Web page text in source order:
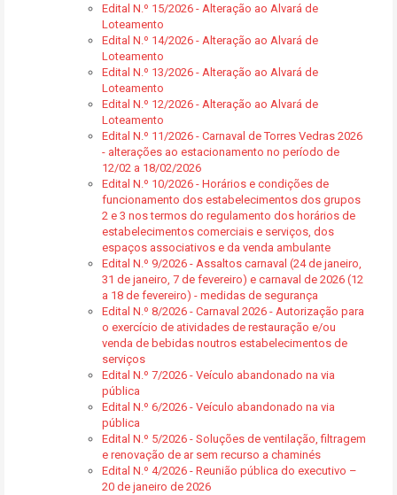
Edital N.º 15/2026 - Alteração ao Alvará de
Loteamento
Edital N.º 14/2026 - Alteração ao Alvará de
Loteamento
Edital N.º 13/2026 - Alteração ao Alvará de
Loteamento
Edital N.º 12/2026 - Alteração ao Alvará de
Loteamento
Edital N.º 11/2026 - Carnaval de Torres Vedras 2026
- alterações ao estacionamento no período de
12/02 a 18/02/2026
Edital N.º 10/2026 - Horários e condições de
funcionamento dos estabelecimentos dos grupos
2 e 3 nos termos do regulamento dos horários de
estabelecimentos comerciais e serviços, dos
espaços associativos e da venda ambulante
Edital N.º 9/2026 - Assaltos carnaval (24 de janeiro,
31 de janeiro, 7 de fevereiro) e carnaval de 2026 (12
a 18 de fevereiro) - medidas de segurança
Edital N.º 8/2026 - Carnaval 2026 - Autorização para
o exercício de atividades de restauração e/ou
venda de bebidas noutros estabelecimentos de
serviços
Edital N.º 7/2026 - Veículo abandonado na via
pública
Edital N.º 6/2026 - Veículo abandonado na via
pública
Edital N.º 5/2026 - Soluções de ventilação, filtragem
e renovação de ar sem recurso a chaminés
Edital N.º 4/2026 - Reunião pública do executivo –
20 de janeiro de 2026